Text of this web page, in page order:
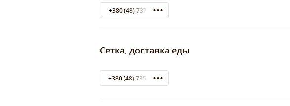
+380 (48) 7377813
Сетка, доставка еды
+380 (48) 735-47-90